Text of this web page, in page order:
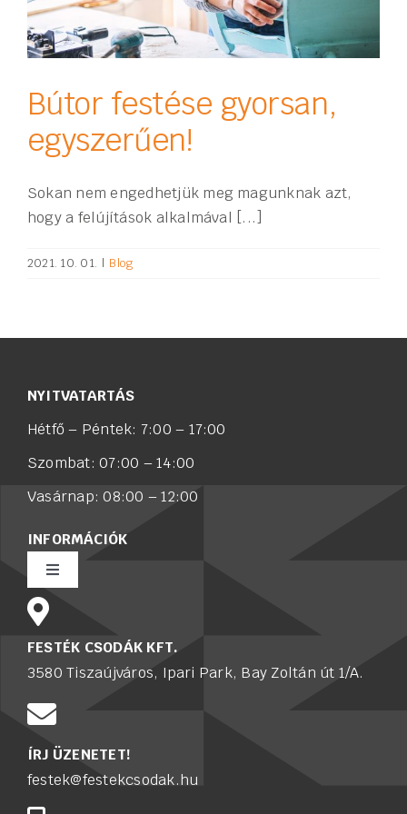
Bútor festése gyorsan,
egyszerűen!
Sokan nem engedhetjük meg magunknak azt,
hogy a felújítások alkalmával [...]
2021. 10. 01. | Blog
NYITVATARTÁS
Hétfő – Péntek: 7:00 – 17:00
Szombat: 07:00 – 14:00
Vasárnap: 08:00 – 12:00
INFORMÁCIÓK
Toggle
Navigation
Rólunk
Értékesítő munkatársat keresünk
FESTÉK CSODÁK KFT.
3580 Tiszaújváros, Ipari Park, Bay Zoltán út 1/A.
ÍRJ ÜZENETET!
festek@festekcsodak.hu